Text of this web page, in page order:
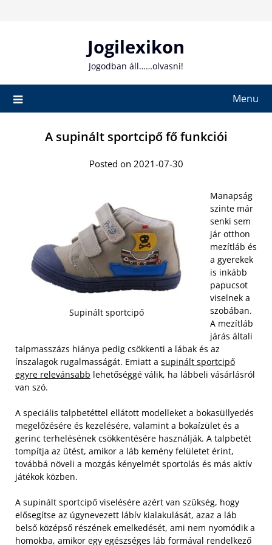
Jogilexikon
Jogodban áll……olvasni!
Menu
A supinált sportcipő fő funkciói
Posted on 2021-07-30
Supinált sportcipő
Manapság
szinte már
senki sem
jár otthon
mezítláb és
a gyerekek
is inkább
papucsot
viselnek a
szobában.
A mezítláb
járás általi
talpmasszázs hiánya pedig csökkenti a lábak és az
ínszalagok rugalmasságát. Emiatt a supinált sportcipő
egyre relevánsabb lehetőséggé válik, ha lábbeli vásárlásról
van szó.
A speciális talpbetéttel ellátott modelleket a bokasüllyedés
megelőzésére és kezelésére, valamint a bokaízület és a
gerinc terhelésének csökkentésére használják. A talpbetét
tompítja az ütést, amikor a láb kemény felületet érint,
továbbá növeli a mozgás kényelmét sportolás és más aktív
játékok közben.
A supinált sportcipő viselésére azért van szükség, hogy
elősegítse az úgynevezett lábív kialakulását, azaz a láb
belső középső részének emelkedését, ami nem nyomódik a
homokba, amikor egy egészséges láb formával rendelkező